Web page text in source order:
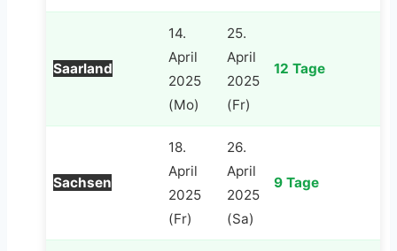
Saarland
14.
April
2025
(Mo)
25.
April
2025
(Fr)
12 Tage
Sachsen
18.
April
2025
(Fr)
26.
April
2025
(Sa)
9 Tage